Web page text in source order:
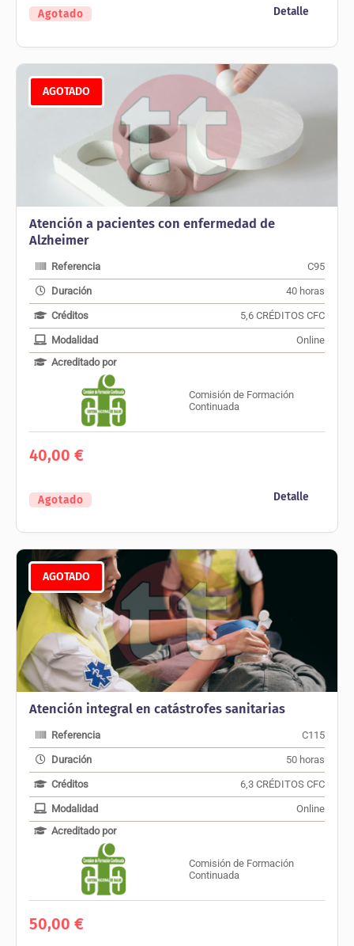
Agotado Detalle
AGOTADO
Atención a pacientes con enfermedad de
Alzheimer
Referencia C95
Duración 40 horas
Créditos 5,6 CRÉDITOS CFC
Modalidad
Online
Acreditado por
Comisión de Formación
Continuada
40,00€
Agotado Detalle
AGOTADO
Atención integral en catástrofes sanitarias
Referencia C115
Duración 50 horas
Créditos 6,3 CRÉDITOS CFC
Modalidad
Online
Acreditado por
Comisión de Formación
Continuada
50,00€